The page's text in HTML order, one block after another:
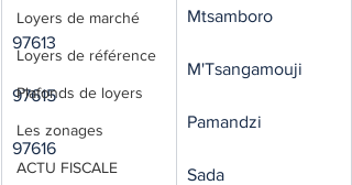
Loyers de marché
Loyers de référence
Plafonds de loyers
Les zonages
ACTU FISCALE
97613
97615
97616
Mtsamboro
M'Tsangamouji
Pamandzi
Sada